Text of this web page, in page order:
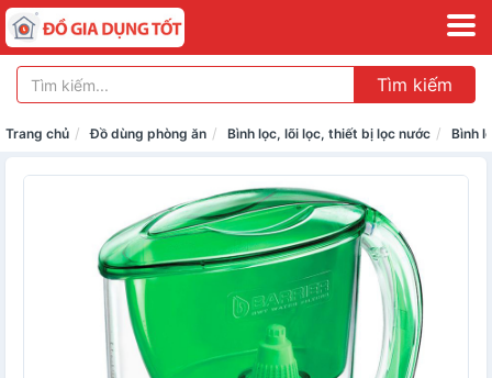
Tìm kiếm
Trang chủ Đồ dùng phòng ăn Bình lọc, lõi lọc, thiết bị lọc nước Bình